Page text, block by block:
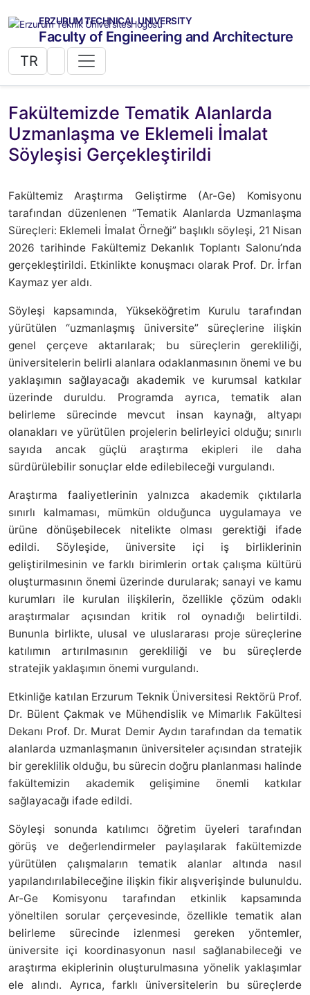
ERZURUM TECHNICAL UNIVERSITY
Faculty of Engineering and Architecture
TR
Fakültemizde Tematik Alanlarda
Uzmanlaşma ve Eklemeli İmalat
Söyleşisi Gerçekleştirildi
Fakültemiz Araştırma Geliştirme (Ar-Ge) Komisyonu
tarafından düzenlenen “Tematik Alanlarda Uzmanlaşma
Süreçleri: Eklemeli İmalat Örneği” başlıklı söyleşi, 21 Nisan
2026 tarihinde Fakültemiz Dekanlık Toplantı Salonu’nda
gerçekleştirildi. Etkinlikte konuşmacı olarak Prof. Dr. İrfan
Kaymaz yer aldı.
Söyleşi kapsamında, Yükseköğretim Kurulu tarafından
yürütülen “uzmanlaşmış üniversite” süreçlerine ilişkin
genel çerçeve aktarılarak; bu süreçlerin gerekliliği,
üniversitelerin belirli alanlara odaklanmasının önemi ve bu
yaklaşımın sağlayacağı akademik ve kurumsal katkılar
üzerinde duruldu. Programda ayrıca, tematik alan
belirleme sürecinde mevcut insan kaynağı, altyapı
olanakları ve yürütülen projelerin belirleyici olduğu; sınırlı
sayıda ancak güçlü araştırma ekipleri ile daha
sürdürülebilir sonuçlar elde edilebileceği vurgulandı.
Araştırma faaliyetlerinin yalnızca akademik çıktılarla
sınırlı kalmaması, mümkün olduğunca uygulamaya ve
ürüne dönüşebilecek nitelikte olması gerektiği ifade
edildi. Söyleşide, üniversite içi iş birliklerinin
geliştirilmesinin ve farklı birimlerin ortak çalışma kültürü
oluşturmasının önemi üzerinde durularak; sanayi ve kamu
kurumları ile kurulan ilişkilerin, özellikle çözüm odaklı
araştırmalar açısından kritik rol oynadığı belirtildi.
Bununla birlikte, ulusal ve uluslararası proje süreçlerine
katılımın artırılmasının gerekliliği ve bu süreçlerde
stratejik yaklaşımın önemi vurgulandı.
Etkinliğe katılan Erzurum Teknik Üniversitesi Rektörü Prof.
Dr. Bülent Çakmak ve Mühendislik ve Mimarlık Fakültesi
Dekanı Prof. Dr. Murat Demir Aydın tarafından da tematik
alanlarda uzmanlaşmanın üniversiteler açısından stratejik
bir gereklilik olduğu, bu sürecin doğru planlanması halinde
fakültemizin akademik gelişimine önemli katkılar
sağlayacağı ifade edildi.
Söyleşi sonunda katılımcı öğretim üyeleri tarafından
görüş ve değerlendirmeler paylaşılarak fakültemizde
yürütülen çalışmaların tematik alanlar altında nasıl
yapılandırılabileceğine ilişkin fikir alışverişinde bulunuldu.
Ar-Ge Komisyonu tarafından etkinlik kapsamında
yöneltilen sorular çerçevesinde, özellikle tematik alan
belirleme sürecinde izlenmesi gereken yöntemler,
üniversite içi koordinasyonun nasıl sağlanabileceği ve
araştırma ekiplerinin oluşturulmasına yönelik yaklaşımlar
ele alındı. Ayrıca, farklı üniversitelerin bu süreçlerde